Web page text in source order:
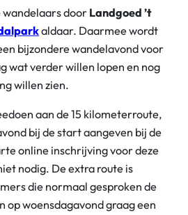
wandelaars door Landgoed ’t
aldaar. Daarmee wordt
bijzondere wandelavond voor
wat verder willen lopen en nog
willen zien.
aan de 15 kilometerroute,
bij de start aangeven bij de
online inschrijving voor deze
nodig. De extra route is
die normaal gesproken de
op woensdagavond graag een